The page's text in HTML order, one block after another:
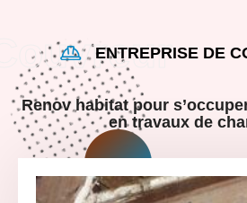
ENTREPRISE DE
Renov habitat pour
en travaux de